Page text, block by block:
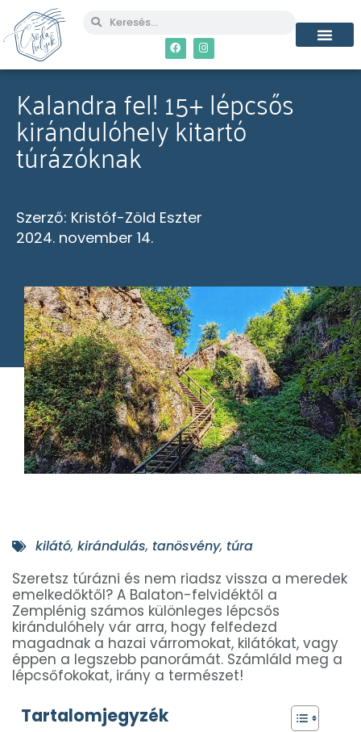
Kalandra fel! 15+ lépcsős
kirándulóhely kitartó
túrázóknak
Szerző: Kristóf-Zöld Eszter
2024. november 14.
kilátó, kirándulás, tanösvény, túra
Szeretsz túrázni és nem riadsz vissza a meredek
emelkedőktől? A Balaton-felvidéktől a
Zemplénig számos különleges lépcsős
kirándulóhely vár arra, hogy felfedezd
magadnak a hazai várromokat, kilátókat, vagy
éppen a legszebb panorámát. Számláld meg a
lépcsőfokokat, irány a természet!
Tartalomjegyzék